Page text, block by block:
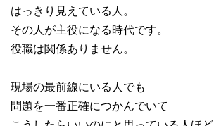
はっきり見えている人。
その人が主役になる時代です。
役職は関係ありません。
現場の最前線にいる人でも
問題を一番正確につかんでいて